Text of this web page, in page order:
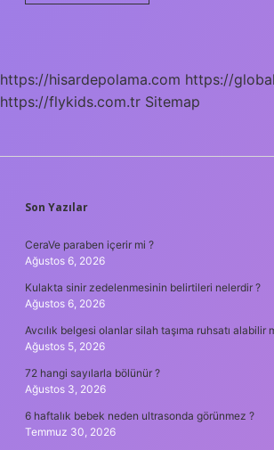
Hangi
https://hisardepolama.com https://
https://flykids.com.tr Sitemap
SIDEBAR
Son Yazılar
CeraVe paraben içerir mi ?
Ağustos 6, 2026
Kulakta sinir zedelenmesinin belirtileri nelerdir ?
Ağustos 6, 2026
Avcılık belgesi olanlar silah taşıma ruhsatı alabilir
Ağustos 5, 2026
72 hangi sayılarla bölünür ?
Ağustos 3, 2026
6 haftalık bebek neden ultrasonda görünmez ?
Temmuz 30, 2026